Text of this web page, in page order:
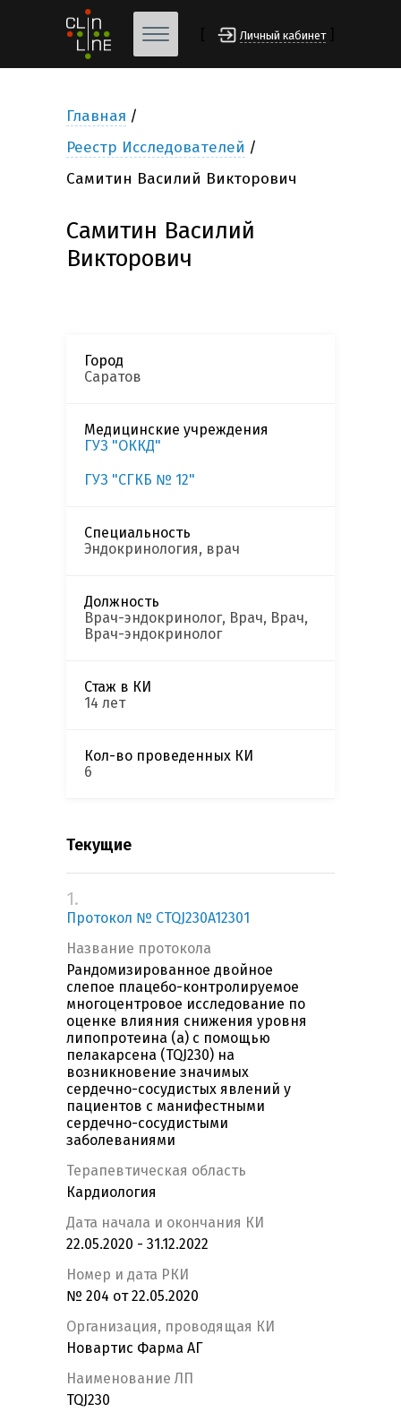
Личный кабинет
Главная
Реестр Исследователей
Самитин Василий Викторович
Самитин Василий
Викторович
Город
Саратов
Медицинские учреждения
ГУЗ "ОККД"
ГУЗ "СГКБ № 12"
Специальность
Эндокринология, врач
Должность
Врач-эндокринолог, Врач, Врач,
Врач-эндокринолог
Стаж в КИ
14 лет
Кол-во проведенных КИ
6
Текущие
1.
Протокол № CTQJ230A12301
Название протокола
Рандомизированное двойное
слепое плацебо-контролируемое
многоцентровое исследование по
оценке влияния снижения уровня
липопротеина (a) с помощью
пелакарсена (TQJ230) на
возникновение значимых
сердечно-сосудистых явлений у
пациентов с манифестными
сердечно-сосудистыми
заболеваниями
Терапевтическая область
Кардиология
Дата начала и окончания КИ
22.05.2020 - 31.12.2022
Номер и дата РКИ
№ 204 от 22.05.2020
Организация, проводящая КИ
Новартис Фарма АГ
Наименование ЛП
TQJ230